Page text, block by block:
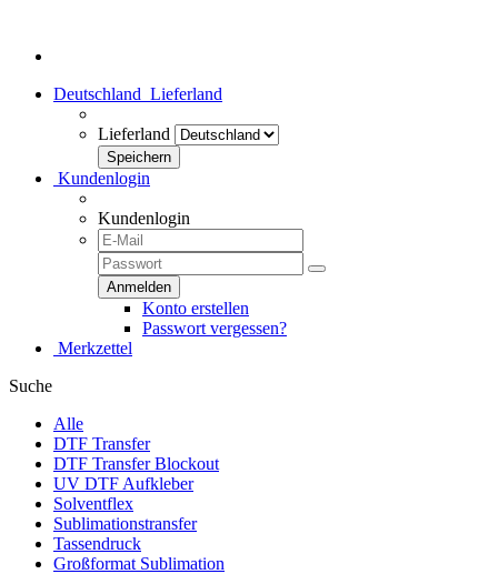
Deutschland Lieferland
Lieferland
Kundenlogin
Kundenlogin
Konto erstellen
Passwort vergessen?
Merkzettel
Suche
Alle
DTF Transfer
DTF Transfer Blockout
UV DTF Aufkleber
Solventflex
Sublimationstransfer
Tassendruck
Großformat Sublimation